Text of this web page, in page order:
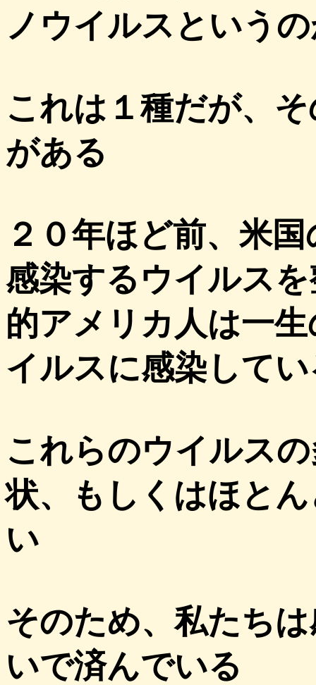
ノウイルスという
これは１種だが、
がある
２０年ほど前、米
感染するウイルス
的アメリカ人は一
イルスに感染して
これらのウイルス
状、もしくはほと
い
そのため、私たち
いで済んでいる